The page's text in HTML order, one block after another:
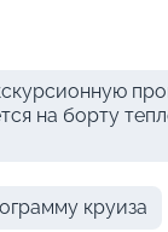
на борту
круиза